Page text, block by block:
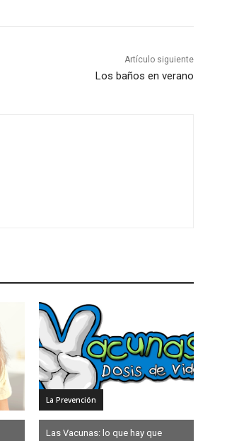
Artículo siguiente
Los baños en verano
La Prevención
Las Vacunas: lo que hay que